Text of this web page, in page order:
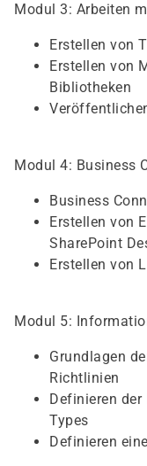
Modul 3: Arbeiten
Erstellen von
Erstellen von
Bibliotheken
Modul 4: Business
Business
Erstellen von
SharePoint
Erstellen von
Modul 5:
Grundlagen
Richtlinien
Definieren
Types
Definieren